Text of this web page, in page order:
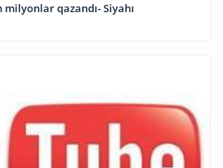
qazandı- Siyahı